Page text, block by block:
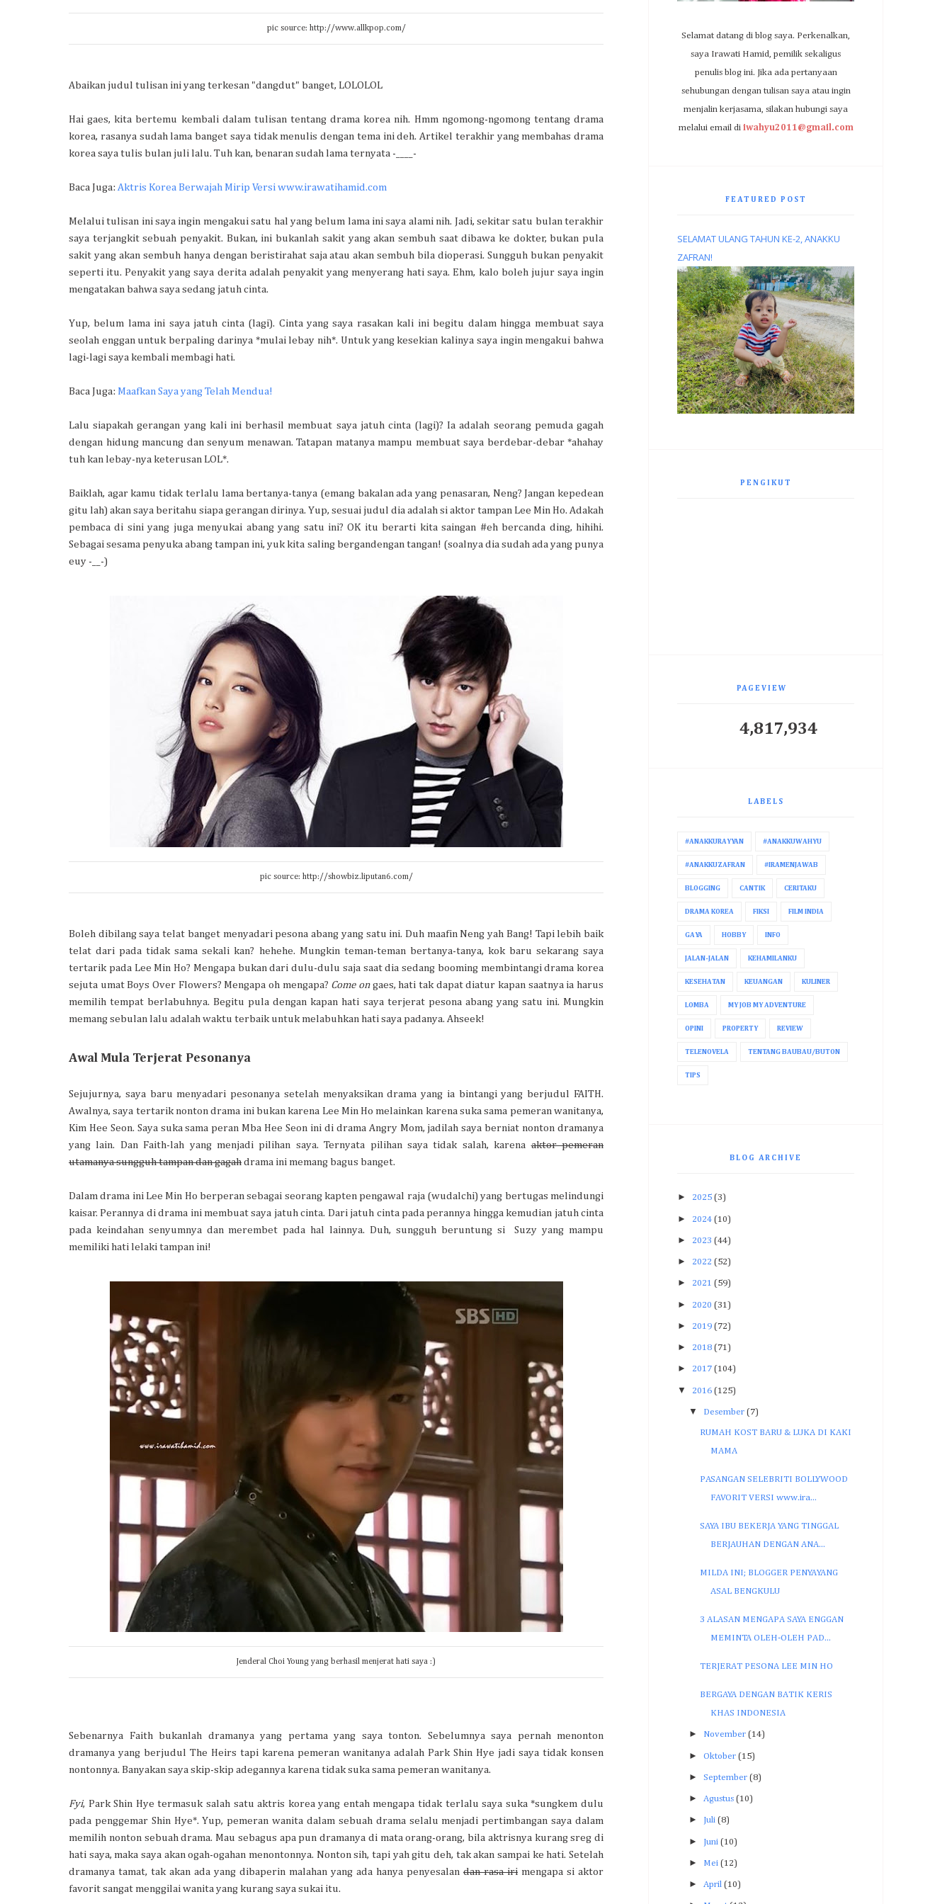
pic source: http://www.allkpop.com/
Abaikan judul tulisan ini yang terkesan "dangdut" banget, LOLOLOL
Hai gaes, kita bertemu kembali dalam tulisan tentang drama korea nih. Hmm ngomong-ngomong tentang drama
korea, rasanya sudah lama banget saya tidak menulis dengan tema ini deh. Artikel terakhir yang membahas drama
korea saya tulis bulan juli lalu. Tuh kan, benaran sudah lama ternyata -____-
Baca Juga: Aktris Korea Berwajah Mirip Versi www.irawatihamid.com
Melalui tulisan ini saya ingin mengakui satu hal yang belum lama ini saya alami nih. Jadi, sekitar satu bulan terakhir
saya terjangkit sebuah penyakit. Bukan, ini bukanlah sakit yang akan sembuh saat dibawa ke dokter, bukan pula
sakit yang akan sembuh hanya dengan beristirahat saja atau akan sembuh bila dioperasi. Sungguh bukan penyakit
seperti itu. Penyakit yang saya derita adalah penyakit yang menyerang hati saya. Ehm, kalo boleh jujur saya ingin
mengatakan bahwa saya sedang jatuh cinta.
Yup, belum lama ini saya jatuh cinta (lagi). Cinta yang saya rasakan kali ini begitu dalam hingga membuat saya
seolah enggan untuk berpaling darinya *mulai lebay nih*. Untuk yang kesekian kalinya saya ingin mengakui bahwa
lagi-lagi saya kembali membagi hati.
Baca Juga: Maafkan Saya yang Telah Mendua!
Lalu siapakah gerangan yang kali ini berhasil membuat saya jatuh cinta (lagi)? Ia adalah seorang pemuda gagah
dengan hidung mancung dan senyum menawan. Tatapan matanya mampu membuat saya berdebar-debar *ahahay
tuh kan lebay-nya keterusan LOL*.
Baiklah, agar kamu tidak terlalu lama bertanya-tanya (emang bakalan ada yang penasaran, Neng? Jangan kepedean
gitu lah) akan saya beritahu siapa gerangan dirinya. Yup, sesuai judul dia adalah si aktor tampan Lee Min Ho. Adakah
pembaca di sini yang juga menyukai abang yang satu ini? OK itu berarti kita saingan #eh bercanda ding, hihihi.
Sebagai sesama penyuka abang tampan ini, yuk kita saling bergandengan tangan! (soalnya dia sudah ada yang punya
euy -__-)
pic source: http://showbiz.liputan6.com/
Boleh dibilang saya telat banget menyadari pesona abang yang satu ini. Duh maafin Neng yah Bang! Tapi lebih baik
telat dari pada tidak sama sekali kan? hehehe. Mungkin teman-teman bertanya-tanya, kok baru sekarang saya
tertarik pada Lee Min Ho? Mengapa bukan dari dulu-dulu saja saat dia sedang booming membintangi drama korea
sejuta umat Boys Over Flowers? Mengapa oh mengapa? Come ongaes, hati tak dapat diatur kapan saatnya ia harus
memilih tempat berlabuhnya. Begitu pula dengan kapan hati saya terjerat pesona abang yang satu ini. Mungkin
memang sebulan lalu adalah waktu terbaik untuk melabuhkan hati saya padanya. Ahseek!
Awal Mula Terjerat Pesonanya
Sejujurnya, saya baru menyadari pesonanya setelah menyaksikan drama yang ia bintangi yang berjudul FAITH.
Awalnya, saya tertarik nonton drama ini bukan karena Lee Min Ho melainkan karena suka sama pemeran wanitanya,
Kim Hee Seon. Saya suka sama peran Mba Hee Seon ini di drama Angry Mom, jadilah saya berniat nonton dramanya
yang lain. Dan Faith-lah yang menjadi pilihan saya. Ternyata pilihan saya tidak salah, karenaaktor pemeran
utamanya sungguh tampan dan gagah drama ini memang bagus banget.
Dalam drama ini Lee Min Ho berperan sebagai seorang kapten pengawal raja (wudalchi) yang bertugas melindungi
kaisar. Perannya di drama ini membuat saya jatuh cinta. Dari jatuh cinta pada perannya hingga kemudian jatuh cinta
pada keindahan senyumnya dan merembet pada hal lainnya. Duh, sungguh beruntung si Suzy yang mampu
memiliki hati lelaki tampan ini!
Jenderal Choi Young yang berhasil menjerat hati saya :)
Sebenarnya Faith bukanlah dramanya yang pertama yang saya tonton. Sebelumnya saya pernah menonton
dramanya yang berjudul The Heirs tapi karena pemeran wanitanya adalah Park Shin Hye jadi saya tidak konsen
nontonnya. Banyakan saya skip-skip adegannya karena tidak suka sama pemeran wanitanya.
Fyi, Park Shin Hye termasuk salah satu aktris korea yang entah mengapa tidak terlalu saya suka *sungkem dulu
pada penggemar Shin Hye*. Yup, pemeran wanita dalam sebuah drama selalu menjadi pertimbangan saya dalam
memilih nonton sebuah drama. Mau sebagus apa pun dramanya di mata orang-orang, bila aktrisnya kurang sreg di
hati saya, maka saya akan ogah-ogahan menontonnya. Nonton sih, tapi yah gitu deh, tak akan sampai ke hati. Setelah
dramanya tamat, tak akan ada yang dibaperin malahan yang ada hanya penyesalan dan rasa iri mengapa si aktor
favorit sangat menggilai wanita yang kurang saya sukai itu.
Selamat datang di blog saya. Perkenalkan,
saya Irawati Hamid, pemilik sekaligus
penulis blog ini. Jika ada pertanyaan
sehubungan dengan tulisan saya atau ingin
menjalin kerjasama, silakan hubungi saya
melalui email di iwahyu2011@gmail.com
FEATURED POST
SELAMAT ULANG TAHUN KE-2, ANAKKU
ZAFRAN!
PENGIKUT
PAGEVIEW
4,817,934
LABELS
#ANAKKURAYYAN #ANAKKUWAHYU
#ANAKKUZAFRAN #IRAMENJAWAB
BLOGGING CANTIK CERITAKU
DRAMA KOREA FIKSI FILM INDIA
GAYA HOBBY INFO
JALAN-JALAN KEHAMILANKU
KESEHATAN KEUANGAN KULINER
LOMBA MY JOB MY ADVENTURE
OPINI PROPERTY REVIEW
TELENOVELA TENTANG BAUBAU/BUTON
TIPS
BLOG ARCHIVE
► 2025 (3)
► 2024 (10)
► 2023 (44)
► 2022 (52)
► 2021 (59)
► 2020 (31)
► 2019 (72)
► 2018 (71)
► 2017 (104)
▼ 2016 (125)
▼ Desember (7)
RUMAH KOST BARU & LUKA DI KAKI
MAMA
PASANGAN SELEBRITI BOLLYWOOD
FAVORIT VERSI www.ira...
SAYA IBU BEKERJA YANG TINGGAL
BERJAUHAN DENGAN ANA...
MILDA INI; BLOGGER PENYAYANG
ASAL BENGKULU
3 ALASAN MENGAPA SAYA ENGGAN
MEMINTA OLEH-OLEH PAD...
TERJERAT PESONA LEE MIN HO
BERGAYA DENGAN BATIK KERIS
KHAS INDONESIA
► November (14)
► Oktober (15)
► September (8)
► Agustus (10)
► Juli (8)
► Juni (10)
► Mei (12)
► April (10)